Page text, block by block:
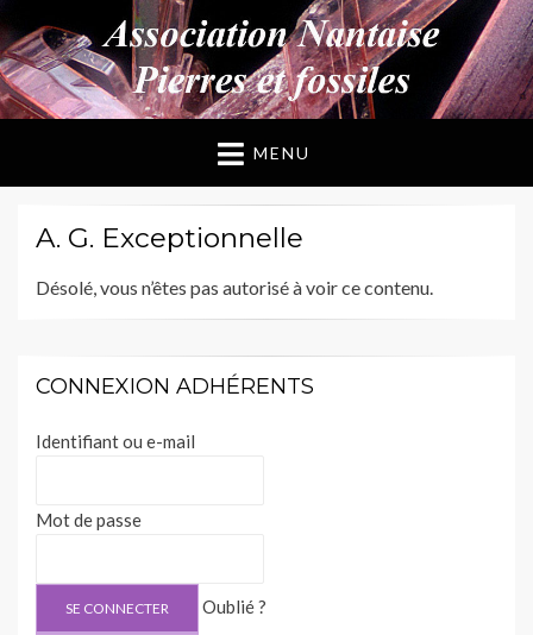
ANPF
Association Nantaise Pierres et Fossiles
MENU
A. G. Exceptionnelle
Désolé, vous n’êtes pas autorisé à voir ce contenu.
CONNEXION ADHÉRENTS
Identifiant ou e-mail
Mot de passe
Oublié ?